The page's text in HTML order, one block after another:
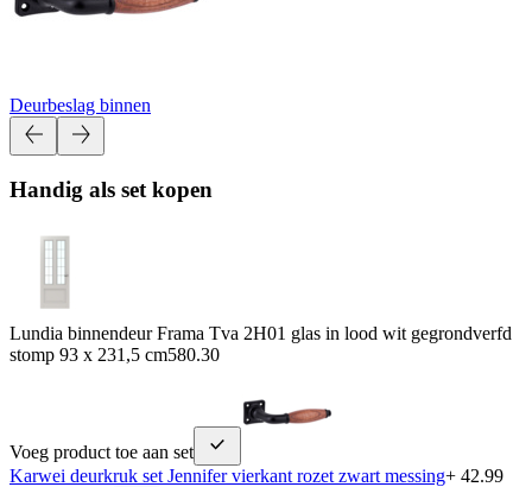
Deurbeslag binnen
Handig als set kopen
Lundia binnendeur Frama Tva 2H01 glas in lood wit gegrondverfd
stomp 93 x 231,5 cm580.30
Voeg product toe aan set
Karwei deurkruk set Jennifer vierkant rozet zwart messing+ 42.99